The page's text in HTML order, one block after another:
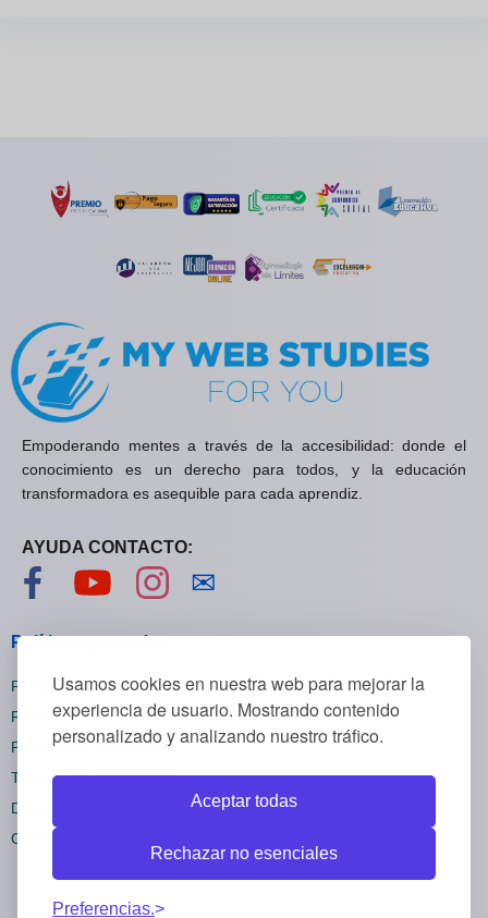
Usamos cookies en nuestra web para mejorar la
experiencia de usuario. Mostrando contenido
personalizado y analizando nuestro tráfico.
Aceptar todas
Rechazar no esenciales
Preferencias.
Empoderando mentes a través de la accesibilidad: donde el
conocimiento es un derecho para todos, y la educación
transformadora es asequible para cada aprendiz.
AYUDA CONTACTO:
Visítanos en Facebook
Visítanos en YouTube
Visítanos en Instagram
✉
Políticas generales
Políticas de privacidad
Políticas de cookies
Políticas de reembolsos
Términos y condiciones
Darse de baja
Configuración cookies